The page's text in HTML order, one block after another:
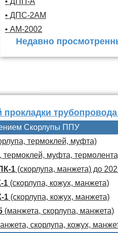
• ДПС-2АМ
• АМ-2002
Недавно
Скорлупы ППУ
термоклей, муфта)
термоклей, муфта,
1(скорлупа, манжета) до
1(скорлупа, кожух, манжета)
1(скорлупа, кожух, манжета)
(манжета, скорлупа, манжета)
скорлупа, кожух,